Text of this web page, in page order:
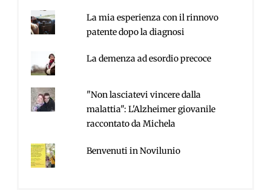
La mia esperienza con il rinnovo
patente dopo la diagnosi
La demenza ad esordio precoce
"Non lasciatevi vincere dalla
malattia": L'Alzheimer giovanile
raccontato da Michela
Benvenuti in Novilunio